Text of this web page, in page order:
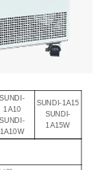
SUNDI-
1A10
SUNDI-
1A10W
SUNDI-1A15
SUNDI-
1A15W